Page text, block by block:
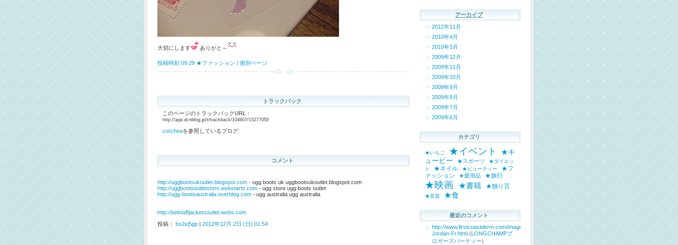
大切にします ありがと～
投稿時刻 09:29 ★ファッション | 個別ページ
トラックバック
このページのトラックバックURL：
http://app.dcnblog.jp/t/trackback/104607/15277050
corcheaを参照しているブログ:
コメント
http://uggbootsukoutlet.blogspot.com - ugg boots uk uggbootsukoutlet.blogspot.com
http://uggbootsoutletstore.webstarts.com - ugg store ugg boots outlet
http://ugg-bootsaustralia.overblog.com - ugg australia ugg australia
http://belstaffjacketsoutlet.webs.com
投稿： bs2xj5gp | 2012年12月 2日 (日) 01:54
アーカイブ
2012年11月
2010年4月
2010年3月
2009年12月
2009年11月
2009年10月
2009年9月
2009年8月
2009年7月
2009年6月
カテゴリ
★いちご ★イベント
★キ
ューピー
★スポーツ
★ダイエッ
ト
★ネイル ★ビューティー
★フ
ァッション
★愛用品 ★旅行
★映画 ★書籍 ★独り言
★音楽 ★食
最近のコメント
http://www.firstcoastderm.com/images/Air-
Jordan-Fr.html (LONGCHAMPブ
ロガーズパーティー)